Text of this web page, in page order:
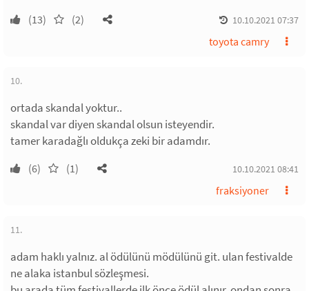
(13) (2) 10.10.2021 07:37
toyota camry
10.
ortada skandal yoktur..
skandal var diyen skandal olsun isteyendir.
tamer karadağlı oldukça zeki bir adamdır.
(6) (1) 10.10.2021 08:41
fraksiyoner
11.
adam haklı yalnız. al ödülünü mödülünü git. ulan festivalde
ne alaka istanbul sözleşmesi.